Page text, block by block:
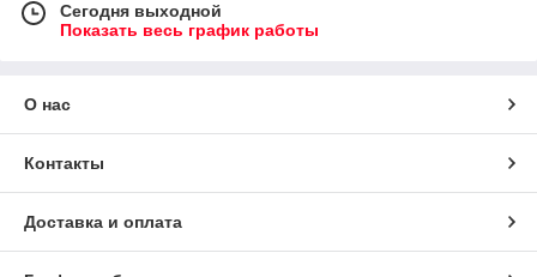
Сегодня выходной
Показать весь график работы
О нас
Контакты
Доставка и оплата